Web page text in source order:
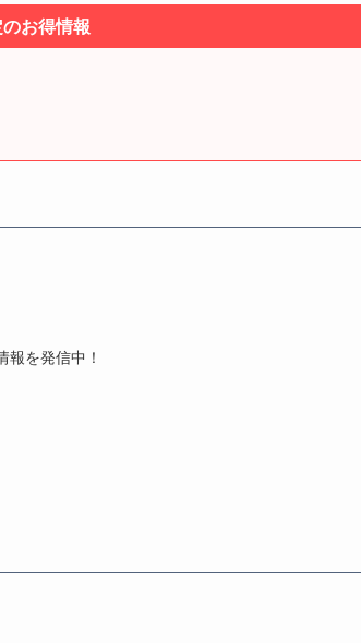
お得情報
報を発信中！